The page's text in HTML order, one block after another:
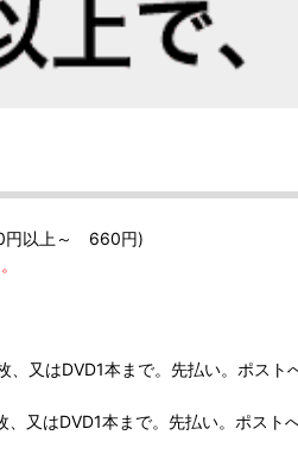
円以上～ 660円)
、又はDVD1本まで。先払い。ポスト
、又はDVD1本まで。先払い。ポスト